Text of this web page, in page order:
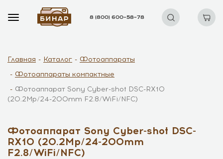
8 (800) 600–58–78
Главная Каталог
Фотоаппараты
Фотоаппараты компактные
Фотоаппарат Sony Cyber-shot DSC-RX10
(20.2Mp/24-200mm F2.8/WiFi/NFC)
Фотоаппарат Sony Cyber-shot DSC-
RX10 (20.2Mp/24-200mm
F2.8/WiFi/NFC)